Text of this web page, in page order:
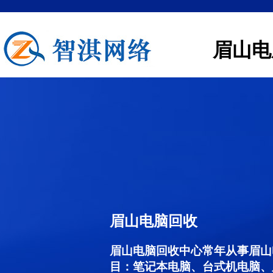
眉山
眉山电脑回收
眉山电脑回收中心常年从事眉
目：笔记本电脑、台式机电脑